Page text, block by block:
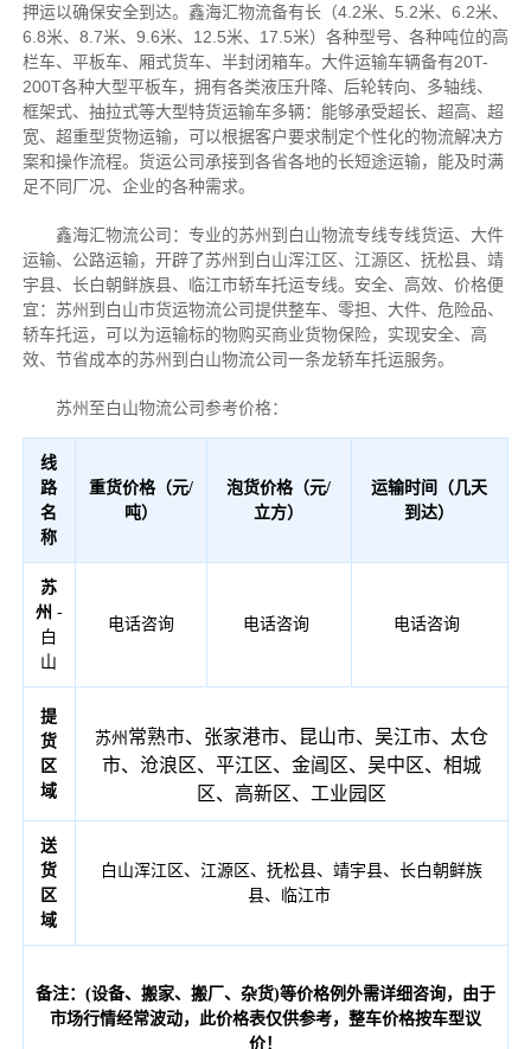
押运以确保安全到达。鑫海汇物流备有长（4.2米、5.2米、6.2米、
6.8米、8.7米、9.6米、12.5米、17.5米）各种型号、各种吨位的高
栏车、平板车、厢式货车、半封闭箱车。大件运输车辆备有20T-
200T各种大型平板车，拥有各类液压升降、后轮转向、多轴线、
框架式、抽拉式等大型特货运输车多辆：能够承受超长、超高、超
宽、超重型货物运输，可以根据客户要求制定个性化的物流解决方
案和操作流程。货运公司承接到各省各地的长短途运输，能及时满
足不同厂况、企业的各种需求。
鑫海汇物流公司：专业的苏州到白山物流专线专线货运、大件
运输、公路运输，开辟了苏州到白山浑江区、江源区、抚松县、靖
宇县、长白朝鲜族县、临江市轿车托运专线。安全、高效、价格便
宜：苏州到白山市货运物流公司提供整车、零担、大件、危险品、
轿车托运，可以为运输标的物购买商业货物保险，实现安全、高
效、节省成本的苏州到白山物流公司一条龙轿车托运服务。
苏州至白山物流公司参考价格：
线
路
名
称
重货价格（元/
吨）
泡货价格（元/
立方）
运输时间（几天
到达）
苏
州 -
白
山
电话咨询 电话咨询 电话咨询
提
货
区
域
苏州 常熟市、张家港市、昆山市、吴江市、太仓
市、沧浪区、平江区、金阊区、吴中区、相城
区、高新区、工业园区
送
货
区
域
白山浑江区、江源区、抚松县、靖宇县、长白朝鲜族
县、临江市
备注：(设备、搬家、搬厂、杂货)等价格例外需详细咨询，由于
市场行情经常波动，此价格表仅供参考，整车价格按车型议
价！